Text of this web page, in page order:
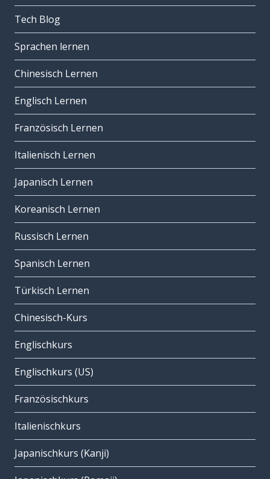
Tech Blog
Sprachen lernen
Chinesisch Lernen
Englisch Lernen
Französisch Lernen
Italienisch Lernen
Japanisch Lernen
Koreanisch Lernen
Russisch Lernen
Spanisch Lernen
Türkisch Lernen
Chinesisch-Kurs
Englischkurs
Englischkurs (US)
Französischkurs
Italienischkurs
Japanischkurs (Kanji)